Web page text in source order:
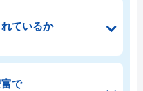
ているか
で